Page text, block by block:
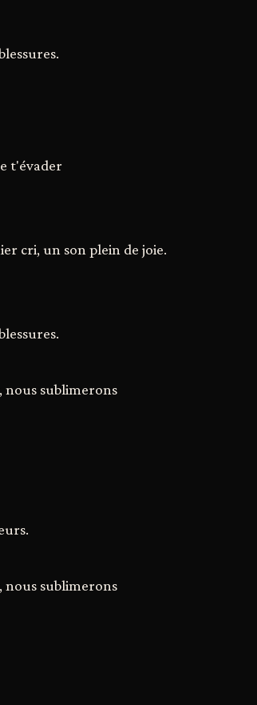
t'évader
cri, un son plein de joie.
sublimerons
sublimerons